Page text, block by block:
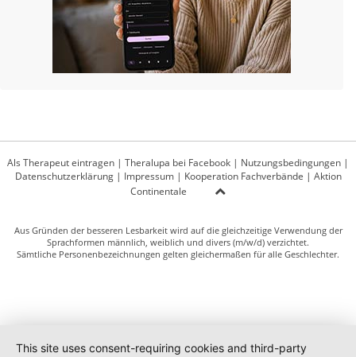
Als Therapeut eintragen | Theralupa bei Facebook | Nutzungsbedingungen |
Datenschutzerklärung| Impressum| Kooperation Fachverbände | Aktion
Continentale
Aus Gründen der besseren Lesbarkeit wird auf die gleichzeitige Verwendung der
Sprachformen männlich, weiblich und divers (m/w/d) verzichtet.
Sämtliche Personenbezeichnungen gelten gleichermaßen für alle Geschlechter.
This site uses consent-requiring cookies and third-party